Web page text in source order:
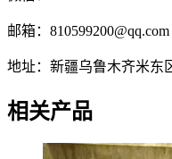
邮箱：810599200@qq.com
地址：新疆乌鲁木齐米东
相关产品